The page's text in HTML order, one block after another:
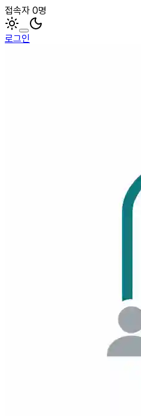
접속자 0명
로그인